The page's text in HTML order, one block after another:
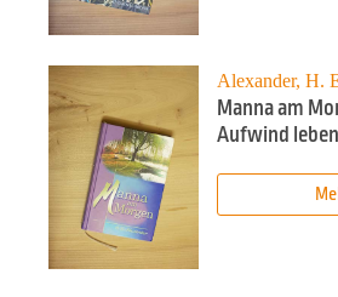
Alexander, H.
Manna am
Aufwind leben